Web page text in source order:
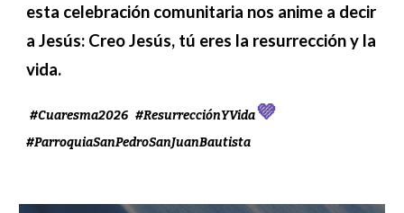
esta celebración comunitaria nos anime a decir
a Jesús: Creo Jesús, tú eres la resurrección y la
vida.
#Cuaresma2026 #ResurrecciónYVida💜
#ParroquiaSanPedroSanJuanBautista